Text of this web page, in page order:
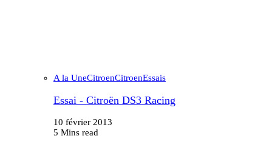
A la UneCitroenCitroenEssais
Essai - Citroën DS3 Racing
10 février 2013
5 Mins read